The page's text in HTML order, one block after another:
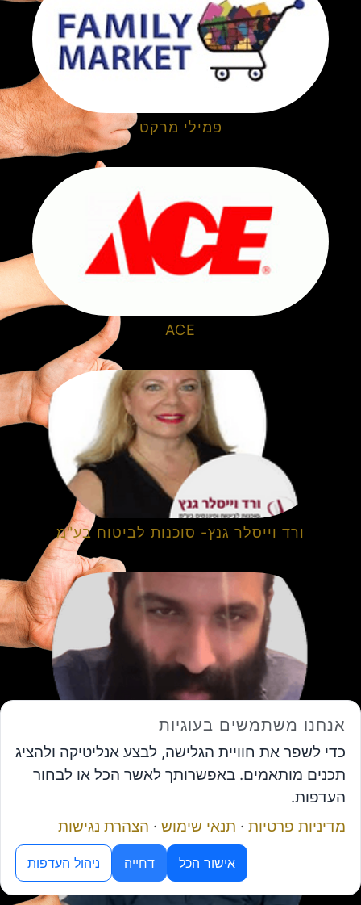
פמילי מרקט
ACE
ורד וייסלר גנץ- סוכנות לביטוח בע"מ
יותם מנכ"ל מרכז זינוק
מנוע ה-AI של פורום המנכ"לים
תיאום פגישה
אנחנו משתמשים בעוגיות
כדי לשפר את חוויית הגלישה, לבצע אנליטיקה ולהציג
תכנים מותאמים. באפשרותך לאשר הכל או לבחור
העדפות.
מדיניות פרטיות · תנאי שימוש · הצהרת נגישות
אישור הכל דחייה ניהול העדפות